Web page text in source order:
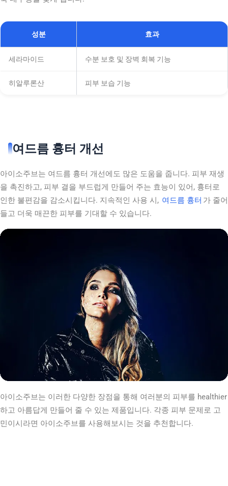
성분 효과
세라마이드 수분 보호 및 장벽 회복 기능
히알루론산 피부 보습 기능
여드름 흉터 개선
아이소주브는 여드름 흉터 개선에도 많은 도움을 줍니다. 피부 재생
을 촉진하고, 피부 결을 부드럽게 만들어 주는 효능이 있어, 흉터로
인한 불편감을 감소시킵니다. 지속적인 사용 시, 여드름 흉터 가 줄어
들고 더욱 매끈한 피부를 기대할 수 있습니다.
아이소주브는 이러한 다양한 장점을 통해 여러분의 피부를 healthier
하고 아름답게 만들어 줄 수 있는 제품입니다. 각종 피부 문제로 고
민이시라면 아이소주브를 사용해보시는 것을 추천합니다.